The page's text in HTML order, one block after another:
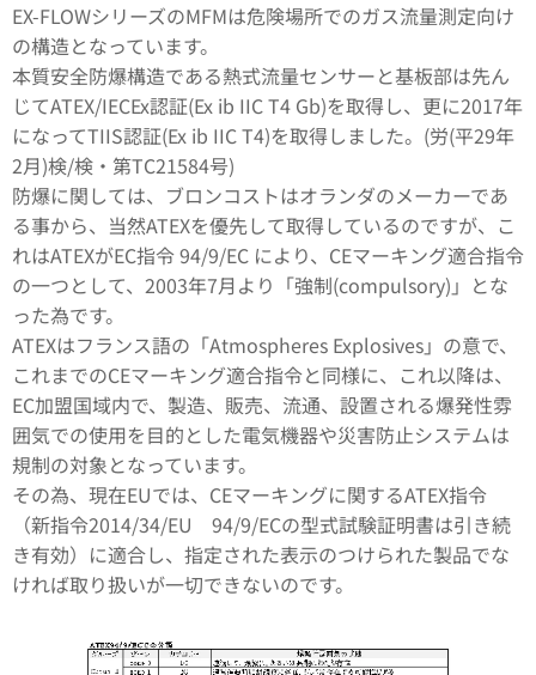
EX-FLOWシリーズのMFMは危険場所でのガス流量測定向け
の構造となっています。
本質安全防爆構造である熱式流量センサーと基板部は先ん
じてATEX/IECEx認証(Ex ib IIC T4 Gb)を取得し、更に2017年
になってTIIS認証(Ex ib IIC T4)を取得しました。(労(平29年
2月)検/検・第TC21584号)
防爆に関しては、ブロンコストはオランダのメーカーであ
る事から、当然ATEXを優先して取得しているのですが、こ
れはATEXがEC指令 94/9/EC により、CEマーキング適合指令
の一つとして、2003年7月より「強制(compulsory)」とな
った為です。
ATEXはフランス語の「Atmospheres Explosives」の意で、
これまでのCEマーキング適合指令と同様に、これ以降は、
EC加盟国域内で、製造、販売、流通、設置される爆発性雰
囲気での使用を目的とした電気機器や災害防止システムは
規制の対象となっています。
その為、現在EUでは、CEマーキングに関するATEX指令
（新指令2014/34/EU 94/9/ECの型式試験証明書は引き続
き有効）に適合し、指定された表示のつけられた製品でな
ければ取り扱いが一切できないのです。